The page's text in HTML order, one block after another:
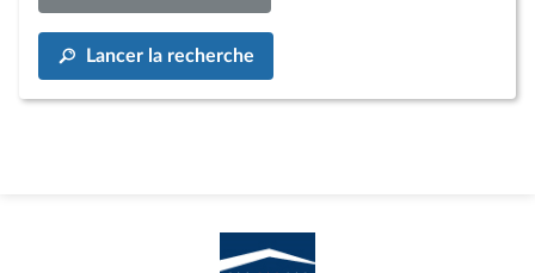
Lancer la recherche